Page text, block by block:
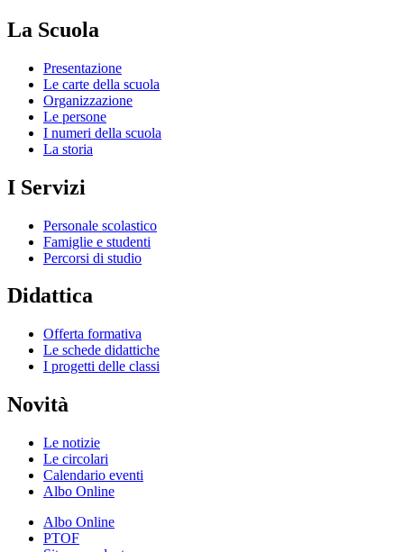
La Scuola
Presentazione
Le carte della scuola
Organizzazione
Le persone
I numeri della scuola
La storia
I Servizi
Personale scolastico
Famiglie e studenti
Percorsi di studio
Didattica
Offerta formativa
Le schede didattiche
I progetti delle classi
Novità
Le notizie
Le circolari
Calendario eventi
Albo Online
Albo Online
PTOF